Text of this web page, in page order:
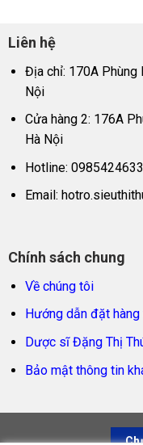
Liên hệ
Địa chỉ: 170A Phùng
Nội
Cửa hàng 2: 176A
Hà Nội
Hotline: 0985424633
Email:
Chính sách chung
Về chúng tôi
Hướng dẫn đặt hàng
Dược sĩ Đặng Thị
Bảo mật thông tin